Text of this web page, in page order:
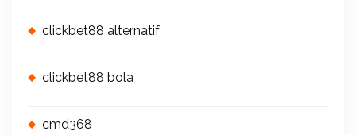
clickbet88 alternatif
clickbet88 bola
cmd368